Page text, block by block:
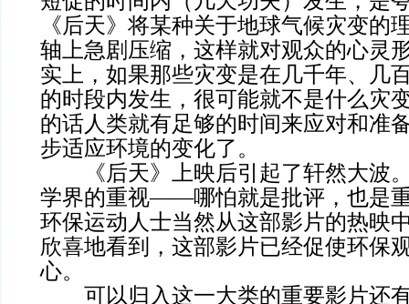
《后天》将某种关于地球气候灾变的
轴上急剧压缩，这样就对观众的心灵
实上，如果那些灾变是在几千年、几
的时段内发生，很可能就不是什么
的话人类就有足够的时间来应对和准
步适应环境的变化了。
《后天》上映后引起了轩然大波
学界的重视——哪怕就是批评，也是
环保运动人士当然从这部影片的热映
欣喜地看到，这部影片已经促使环保
心。
可以归入这一大类的重要影片还